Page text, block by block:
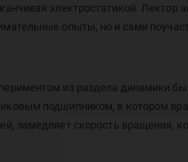
электростатикой. Лектор
опыты, но и сами
из раздела динамики
подшипником, в котором
замедляет скорость вращения,